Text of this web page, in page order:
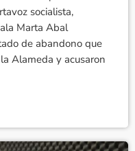
socialista,
Marta Abal
de abandono que
Alameda y acusaron